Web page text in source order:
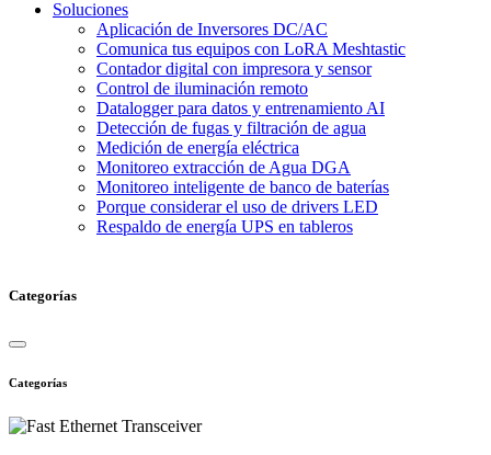
Soluciones
Aplicación de Inversores DC/AC
Comunica tus equipos con LoRA Meshtastic
Contador digital con impresora y sensor
Control de iluminación remoto
Datalogger para datos y entrenamiento AI
Detección de fugas y filtración de agua
Medición de energía eléctrica
Monitoreo extracción de Agua DGA
Monitoreo inteligente de banco de baterías
Porque considerar el uso de drivers LED
Respaldo de energía UPS en tableros
Categorías
Categorías